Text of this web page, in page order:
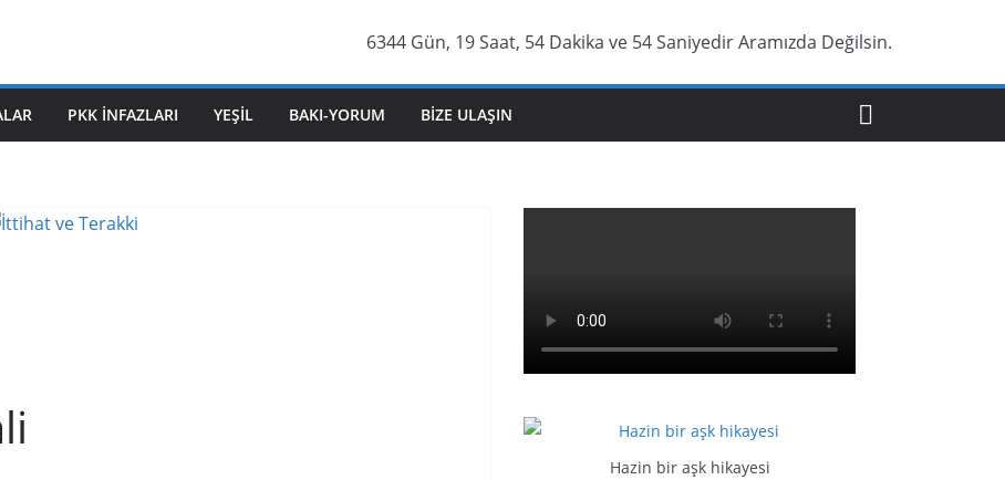
6344 Gün, 19 Saat, 54 Dakika ve 55 Saniyedir Aramızda Değilsin.
PKK İNFAZLARI YEŞIL BAKI-YORUM BIZE ULAŞIN
Hazin bir aşk hikayesi